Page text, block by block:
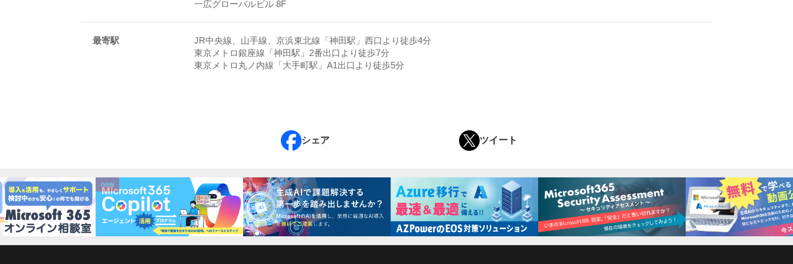
一広グローバルビル 8F
最寄駅
JR中央線、山手線、京浜東北線「神田駅」西口より徒歩4分
東京メトロ銀座線「神田駅」2番出口より徒歩7分
東京メトロ丸ノ内線「大手町駅」A1出口より徒歩5分
シェア ツイート
new new